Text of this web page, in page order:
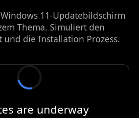
11-Updatebildschirm
Thema. Simuliert den
und die Installation Prozess.
are underway